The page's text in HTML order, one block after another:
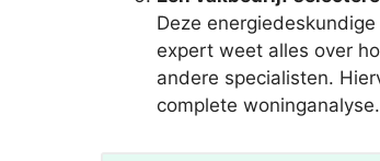
Deze
expert weet alles over
andere specialisten.
complete